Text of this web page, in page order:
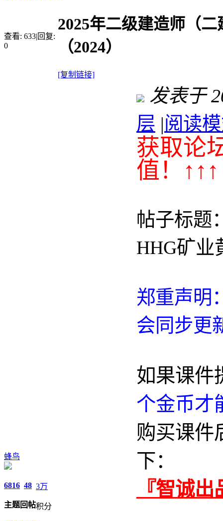
查看: 633|回复:
0
2025年二级建造师（
（2024）
[复制链接]
蜂鸟
6816
主题
48
回帖
3万
积分
发表于
层 |阅读
获取论
值！↑↑↑
帖子标题
HHG矿业
郑重声明
会同步更
如果课件
个金币才
购买课件
下：
『智诚